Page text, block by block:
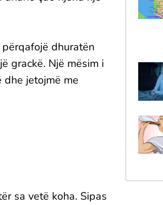
dhuratën
grackë. Një mësim i
jetojmë me
sa vetë koha. Sipas